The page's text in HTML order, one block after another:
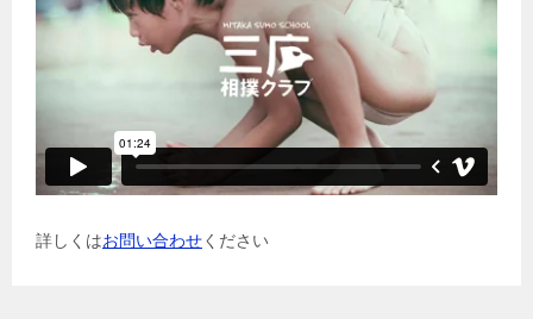
詳しくはお問い合わせください